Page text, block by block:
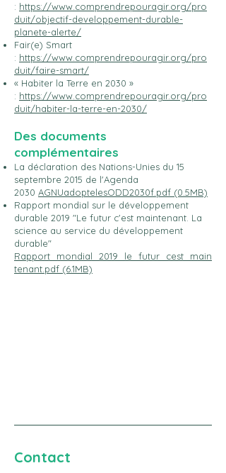
: https://www.comprendrepouragir.org/pro
duit/objectif-developpement-durable-
planete-alerte/
Fair(e) Smart
: https://www.comprendrepouragir.org/pro
duit/faire-smart/
« Habiter la Terre en 2030 »
: https://www.comprendrepouragir.org/pro
duit/habiter-la-terre-en-2030/
Des documents
complémentaires
La déclaration des Nations-Unies du 15
septembre 2015 de l'Agenda
2030 AGNUadoptelesODD2030f.pdf (0.5MB)
Rapport mondial sur le développement
durable 2019 "Le futur c'est maintenant. La
science au service du développement
durable"
Rapport_mondial_2019_le_futur_cest_main
tenant.pdf (6.1MB)
Contact